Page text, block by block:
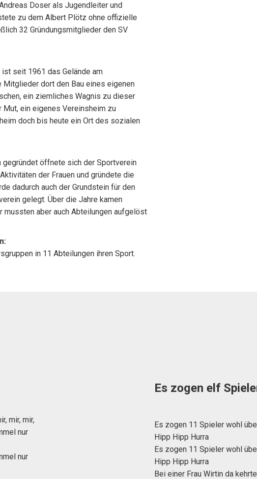
Doser als Jugendleiter und
zu dem Albert Plötz ohne offizielle
32 Gründungsmitglieder den SV
seit 1961 das Gelände am
dort den Bau eines eigenen
ein ziemliches Wagnis zu dieser
Mut, ein eigenes Vereinsheim zu
doch bis heute ein Ort des sozialen
öffnete sich der Sportverein
der Frauen und gründete die
dadurch auch der Grundstein für den
gelegt. Über die Jahre kamen
mussten aber auch Abteilungen aufgelöst
in 11 Abteilungen ihren Sport.
mir, mir,
nur
nur
Es zogen elf
Es zogen 11 Spieler wohl
Hipp Hipp Hurra
Es zogen 11 Spieler wohl
Hipp Hipp Hurra
Bei einer Frau Wirtin da